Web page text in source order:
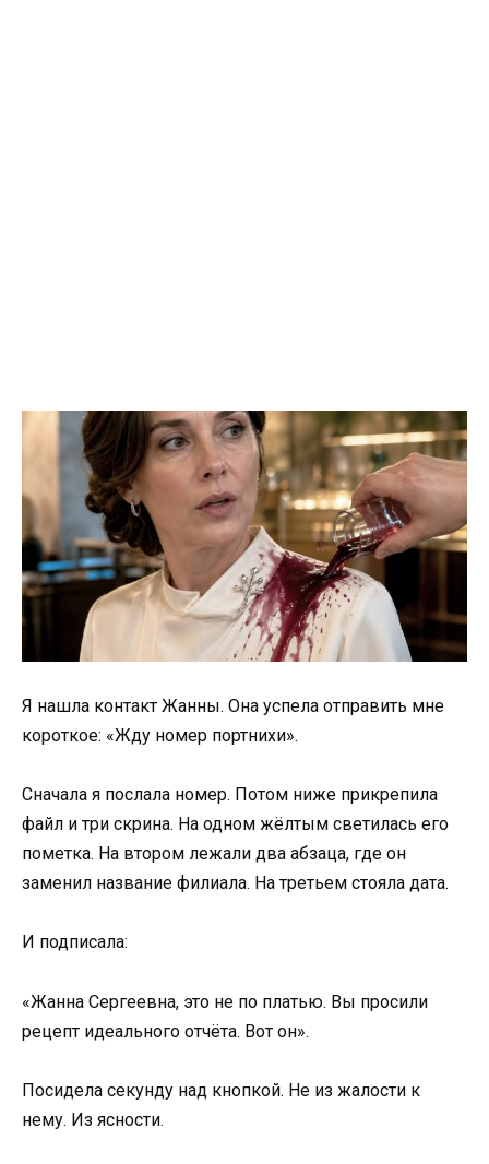
Я нашла контакт Жанны. Она успела отправить мне
короткое: «Жду номер портнихи».
Сначала я послала номер. Потом ниже прикрепила
файл и три скрина. На одном жёлтым светилась его
пометка. На втором лежали два абзаца, где он
заменил название филиала. На третьем стояла дата.
И подписала:
«Жанна Сергеевна, это не по платью. Вы просили
рецепт идеального отчёта. Вот он».
Посидела секунду над кнопкой. Не из жалости к
нему. Из ясности.